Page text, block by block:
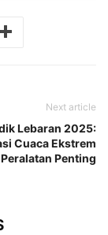
Next article
Lebaran 2025:
Cuaca Ekstrem
Penting